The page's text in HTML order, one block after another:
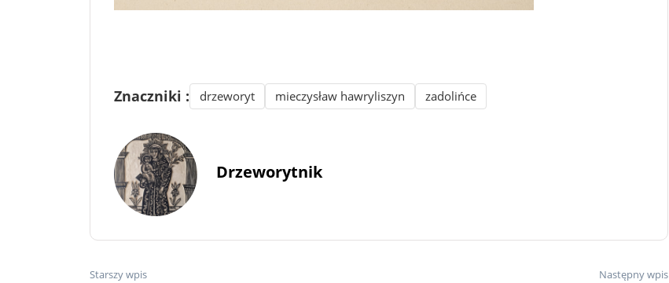
Znaczniki : drzeworyt mieczysław hawryliszyn zadolińce
Drzeworytnik
Starszy wpis Następny wpis